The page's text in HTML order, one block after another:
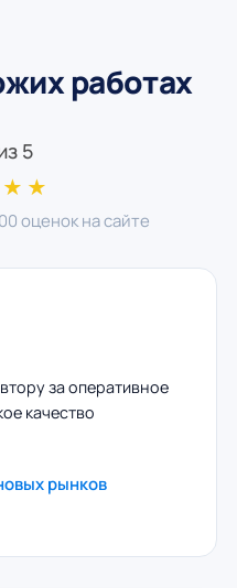
работах
5
оценок на сайте
за оперативное
качество
рынков